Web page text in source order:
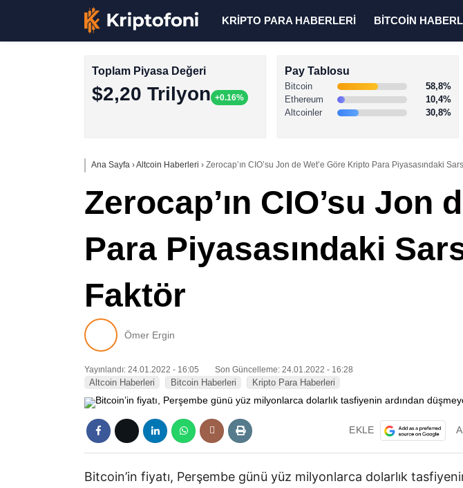
KRİPTO PARA HABERLERİ BİTCOİN
Toplam Piyasa Değeri
$2,20 Trilyon +0.16%
Pay Tablosu
Bitcoin
58,8%
Ethereum
10,4%
Altcoinler
30,8%
Ana Sayfa ›Altcoin Haberleri › Zerocap’ın CIO’su Jon de Wet’e Göre Kripto Para Piyasasındaki
Zerocap’ın CIO’su Jon
Para Piyasasındaki
Faktör
Ömer Ergin
Yayınlandı: 24.01.2022 - 16:05 Son Güncelleme: 24.01.2022 - 16:28
Altcoin Haberleri Bitcoin Haberleri Kripto Para Haberleri
EKLE
Bitcoin’in fiyatı, Perşembe günü yüz milyonlarca dolarlık